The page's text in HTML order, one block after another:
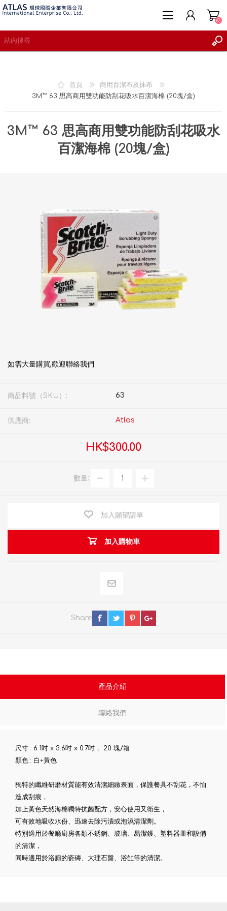
願望清單 (0)
(0)
首頁
商用百潔布及抹布
3M™ 63 思高商用雙功能防刮花吸水百潔海棉 (20塊/盒)
3M™ 63 思高商用雙功能防刮花吸水
百潔海棉 (20塊/盒)
如需大量購買,歡迎聯絡我們
商品料號（SKU）: 63
供應商: Atlas
HK$300.00
數量:
加入願望請單
加入購物車
Share
產品介紹
聯絡我們
尺寸 : 6.1吋 x 3.6吋 x 0.7吋， 20 塊/箱
顏色 : 白+黃色
獨特的纖維研磨材質能有效清潔細緻表面，保護餐具不刮花，不怕
造成刮痕，
加上黃色天然海棉獨特抗菌配方，安心使用又衛生，
可有效地吸收水份、迅速去除污漬或泡濕清潔劑。
特別適用於餐廳廚房各類不銹鋼、玻璃、易潔鑊、塑料器皿和設備
的清潔，
同時適用於浴廁的瓷磚、大理石盤、浴缸等的清潔。